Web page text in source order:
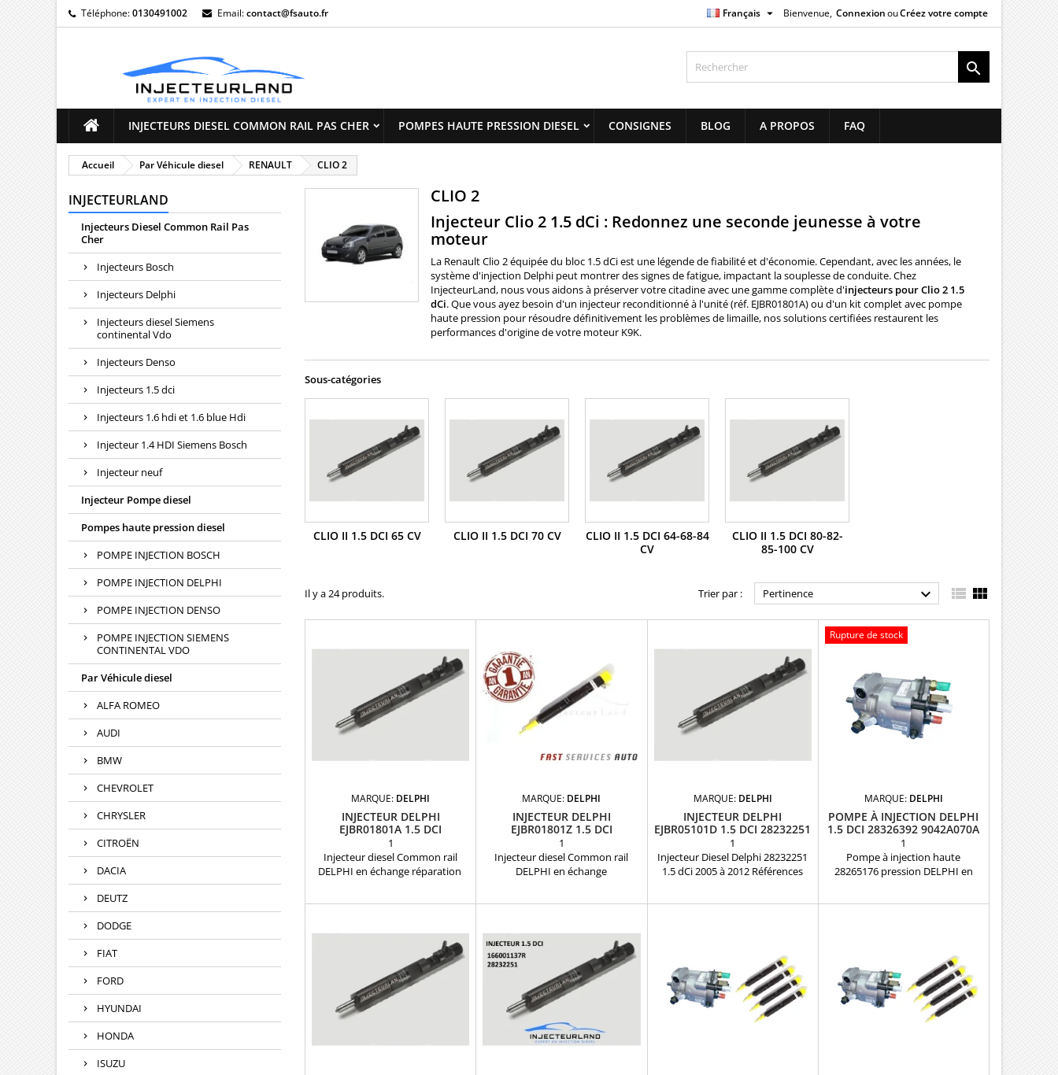
Téléphone:0130491002 Email:contact@fsauto.fr Bienvenue, ConnexionouCréez votre compte
Français 

INJECTEURS DIESEL COMMON RAIL PAS CHER POMPES HAUTE PRESSION DIESEL CONSIGNES BLOG A PROPOS FAQ
Accueil Par Véhicule diesel RENAULT CLIO 2
INJECTEURLAND
Injecteurs Diesel Common Rail Pas
Cher
Injecteurs Bosch
Injecteurs Delphi
Injecteurs diesel Siemens
continental Vdo
Injecteurs Denso
Injecteurs 1.5 dci
Injecteurs 1.6 hdi et 1.6 blue Hdi
Injecteur 1.4 HDI Siemens Bosch
Injecteur neuf
Injecteur Pompe diesel
Pompes haute pression diesel
POMPE INJECTION BOSCH
POMPE INJECTION DELPHI
POMPE INJECTION DENSO
POMPE INJECTION SIEMENS
CONTINENTAL VDO
Par Véhicule diesel
ALFA ROMEO
AUDI
BMW
CHEVROLET
CHRYSLER
CITROËN
DACIA
DEUTZ
DODGE
FIAT
FORD
HYUNDAI
HONDA
ISUZU
CLIO 2
Injecteur Clio 2 1.5 dCi : Redonnez une seconde jeunesse à votre
moteur
La Renault Clio 2 équipée du bloc 1.5 dCi est une légende de fiabilité et d'économie. Cependant, avec les années, le
système d'injection Delphi peut montrer des signes de fatigue, impactant la souplesse de conduite. Chez
InjecteurLand, nous vous aidons à préserver votre citadine avec une gamme complète d'injecteurs pour Clio 2 1.5
dCi. Que vous ayez besoin d'un injecteur reconditionné à l'unité (réf. EJBR01801A) ou d'un kit complet avec pompe
haute pression pour résoudre définitivement les problèmes de limaille, nos solutions certifiées restaurent les
performances d'origine de votre moteur K9K.
Sous-catégories
CLIO II 1.5 DCI 65 CV CLIO II 1.5 DCI 70 CV
CLIO II 1.5 DCI 64-68-84
CV
CLIO II 1.5 DCI 80-82-
85-100 CV
Il y a 24 produits. Trier par : Pertinence   
MARQUE: DELPHI
INJECTEUR DELPHI
EJBR01801A 1.5 DCI
7711497153 166009384R
1
Injecteur diesel Common rail
DELPHI en échange réparation
8200567290 , 8200049873 ,
8200206565 , 7711497153 ,
166009384R Pour motorisation
Renault Nissan 1.5 dCi Pièce
d'origine
MARQUE: DELPHI
INJECTEUR DELPHI
EJBR01801Z 1.5 DCI
166009384R
1
Injecteur diesel Common rail
DELPHI en échange
, 8200365186 , 8200567290 ,
8200049873 , 8200206565 ,
7711497153 , 166009384R -Pour
motorisation Renault Nissan 1.5
dCi
MARQUE: DELPHI
INJECTEUR DELPHI
EJBR05101D 1.5 DCI 28232251
1
Injecteur Diesel Delphi 28232251
1.5 dCi 2005 à 2012 Références
7711497343, 15710-84A52-000
Motorisation: 1.5 dCi Pièce
d'origine Garantie 12 mois
Rupture de stock
MARQUE: DELPHI
POMPE À INJECTION DELPHI
1.5 DCI 28326392 9042A070A
1
Pompe à injection haute
28265176 pression DELPHI en
R9042A041A - R9042A042A -
28249552 - 28234982 - 9042A070A
- 9042A013A - 9042A014A -
9042A040A - 9042A041A -
9042A042A Pour motorisation
Renault Nissan Dacia 1.5 dCi et
×
add_circle_outlineCreate new list
×
×
×